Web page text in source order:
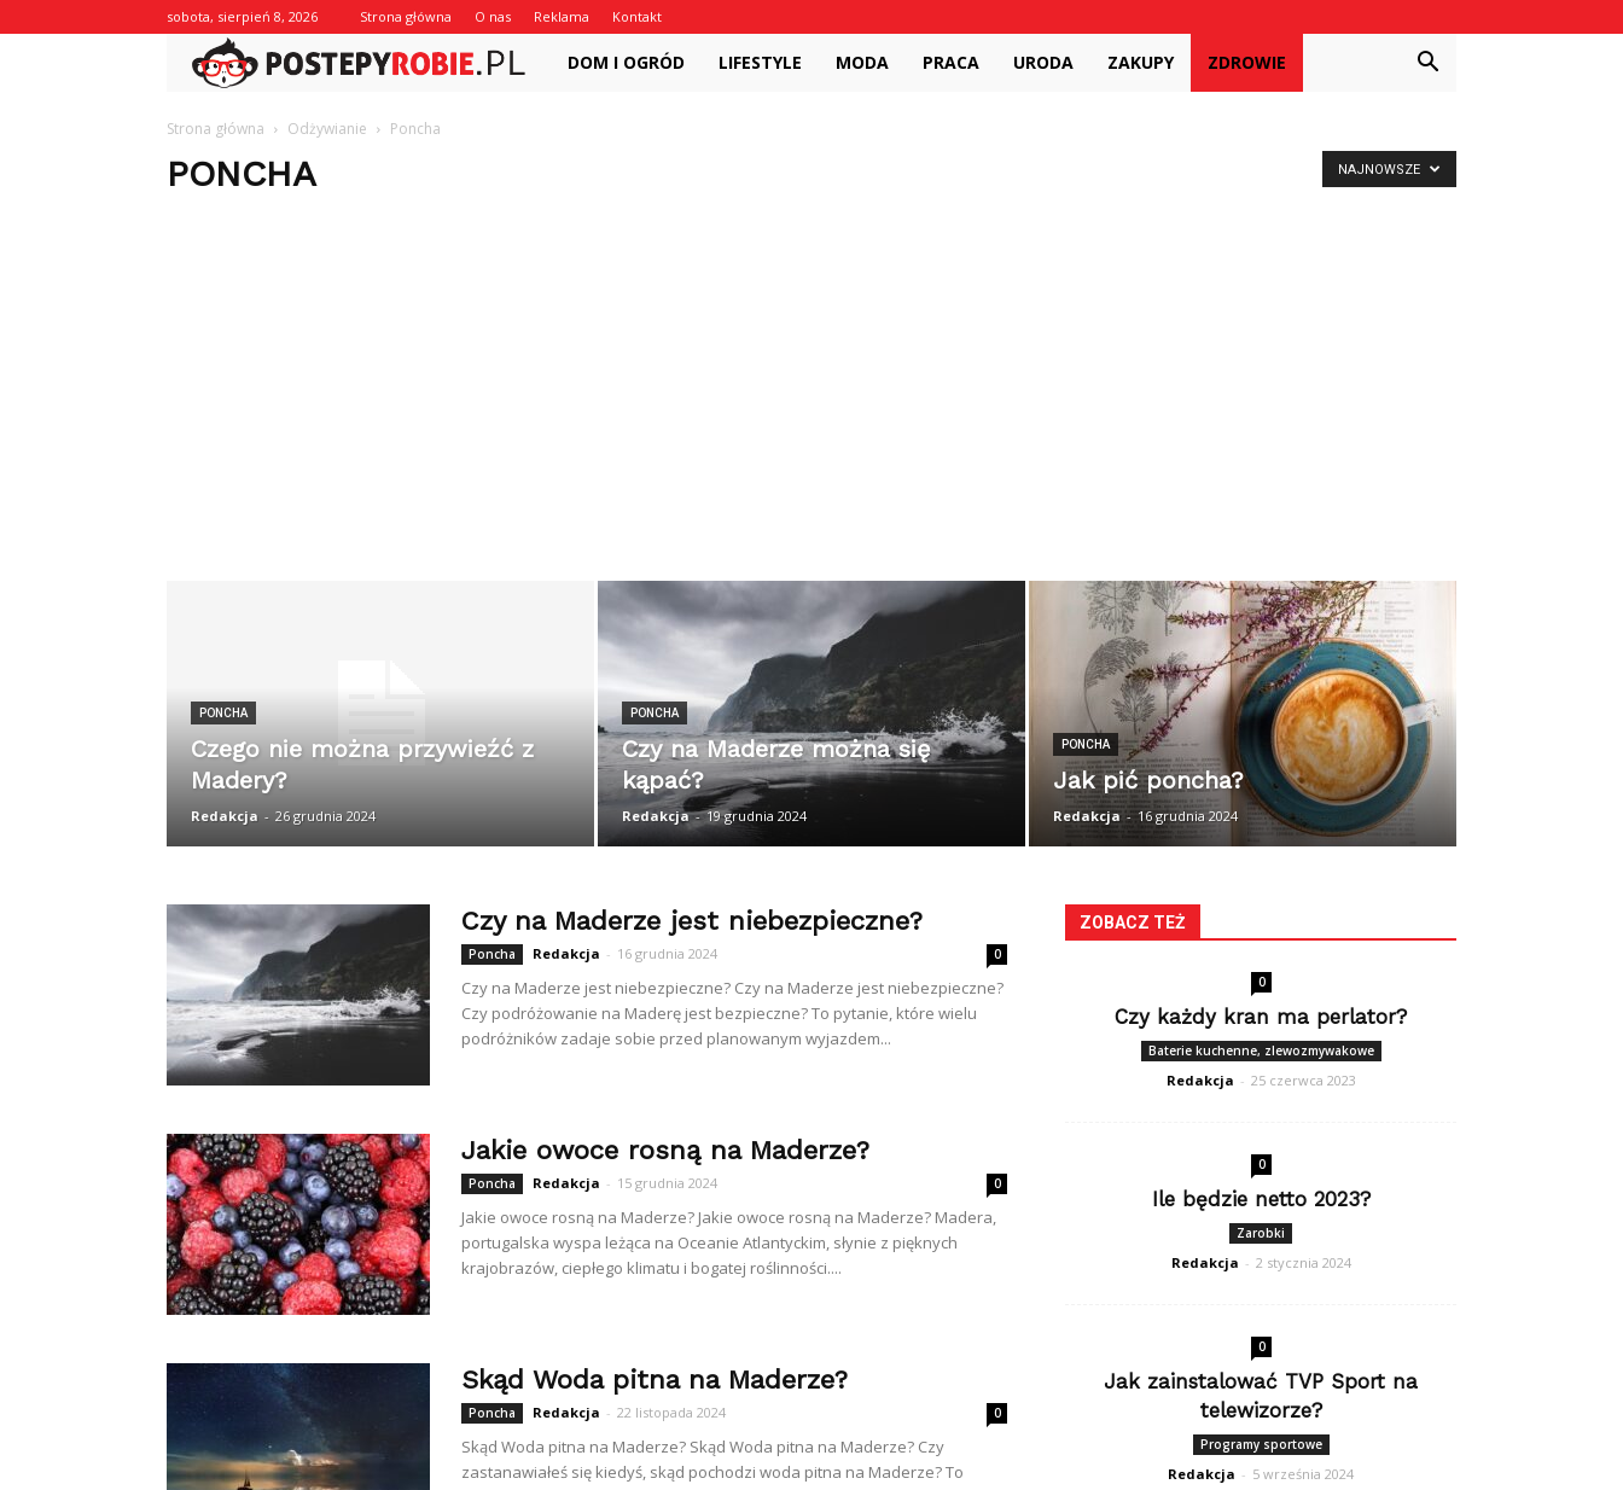
sobota, sierpień 8, 2026 Strona główna O nas Reklama Kontakt
PostepyRobie.pl
DOM I OGRÓD LIFESTYLE MODA PRACA URODA ZAKUPY ZDROWIE
Strona główna Odżywianie Poncha
PONCHA NAJNOWSZE
PONCHA
Czego nie można przywieźć z
Madery?
Redakcja - 26 grudnia 2024
PONCHA
Czy na Maderze można się
kąpać?
Redakcja - 19 grudnia 2024
PONCHA
Jak pić poncha?
Redakcja - 16 grudnia 2024
Czy na Maderze jest niebezpieczne?
Poncha Redakcja - 16 grudnia 2024 0
Czy na Maderze jest niebezpieczne? Czy na Maderze jest niebezpieczne?
Czy podróżowanie na Maderę jest bezpieczne? To pytanie, które wielu
podróżników zadaje sobie przed planowanym wyjazdem...
Jakie owoce rosną na Maderze?
Poncha Redakcja - 15 grudnia 2024 0
Jakie owoce rosną na Maderze? Jakie owoce rosną na Maderze? Madera,
portugalska wyspa leżąca na Oceanie Atlantyckim, słynie z pięknych
krajobrazów, ciepłego klimatu i bogatej roślinności....
Skąd Woda pitna na Maderze?
Poncha Redakcja - 22 listopada 2024 0
Skąd Woda pitna na Maderze? Skąd Woda pitna na Maderze? Czy
zastanawiałeś się kiedyś, skąd pochodzi woda pitna na Maderze? To
ZOBACZ TEŻ
0
Czy każdy kran ma perlator?
Baterie kuchenne, zlewozmywakowe
Redakcja - 25 czerwca 2023
0
Ile będzie netto 2023?
Zarobki
Redakcja - 2 stycznia 2024
0
Jak zainstalować TVP Sport na
telewizorze?
Programy sportowe
Redakcja - 5 września 2024